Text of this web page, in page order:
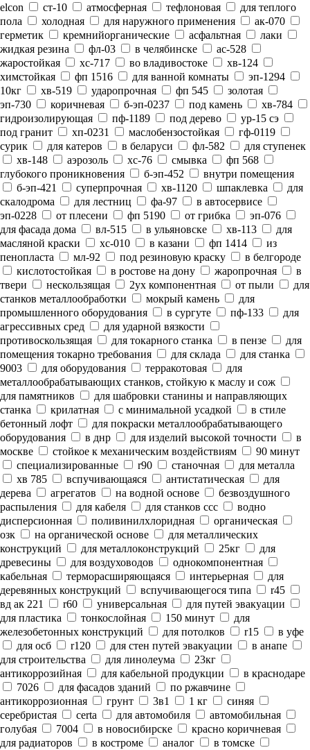
elcon
ст-10 атмосферная тефлоновая
для теплого
пола
холодная для наружного применения
ак-070
герметик
кремнийорганические асфальтная
лаки
жидкая резина
фл-03 в челябинске
ас-528
жаростойкая
хс-717 во владивостоке
хв-124
химстойкая
фп 1516 для ванной комнаты
эп-1294
10кг
хв-519 ударопрочная фп 545
золотая
эп-730
коричневая б-эп-0237 под камень
хв-784
гидроизолирующая
пф-1189 под дерево
ур-15 сэ
под гранит
хп-0231 маслобензостойкая
гф-0119
сурик
для катеров в беларуси фл-582
для ступенек
хв-148
аэрозоль хс-76 смывка
фп 568
глубокого проникновения
б-эп-452
внутри помещения
б-эп-421
суперпрочная хв-1120 шпаклевка
для
скалодрома
для лестниц фа-97
в автосервисе
эп-0228
от плесени фп 5190 от грибка
эп-076
для фасада дома
вл-515 в ульяновске хв-113
для
масляной краски
хс-010 в казани фп 1414
из
пенопласта
мл-92 под резиновую краску
в белгороде
кислотостойкая
в ростове на дону жаропрочная
в
твери
нескользящая 2ух компонентная от пыли
для
станков металлообработки
мокрый камень
для
промышленного оборудования
в сургуте пф-133
для
агрессивных сред
для ударной вязкости
противоскользящая
для токарного станка в пензе
для
помещения токарно требования
для склада
для станка
9003
для оборудования терракотовая
для
металлообрабатывающих станков, стойкую к маслу и сож
для памятников
для шабровки станины и направляющих
станка
крилатная с минимальной усадкой
в стиле
бетонный лофт
для покраски металлообрабатывающего
оборудования
в днр для изделий высокой точности
в
москве
стойкое к механическим воздействиям
90 минут
специализированные
r90 станочная
для металла
хв 785
вспучивающаяся антистатическая
для
дерева
агрегатов на водной основе
безвоздушного
распыления
для кабеля для станков ссс
водно
дисперсионная
поливинилхлоридная
органическая
озк
на органической основе
для металлических
конструкций
для металлоконструкций 25кг
для
древесины
для воздуховодов
однокомпонентная
кабельная
терморасширяющаяся интерьерная
для
деревянных конструкций
вспучивающегося типа
r45
вд ак 221
r60 универсальная
для путей эвакуации
для пластика
тонкослойная 150 минут
для
железобетонных конструкций
для потолков r15
в уфе
для осб
r120 для стен путей эвакуации
в анапе
для строительства
для линолеума
23кг
антикоррозийная
для кабельной продукции
в краснодаре
7026
для фасадов зданий
по ржавчине
антикоррозионная
грунт 3в1 1 кг
синяя
серебристая
certa для автомобиля
автомобильная
голубая
7004 в новосибирске
красно коричневая
для радиаторов
в костроме аналог
в томске